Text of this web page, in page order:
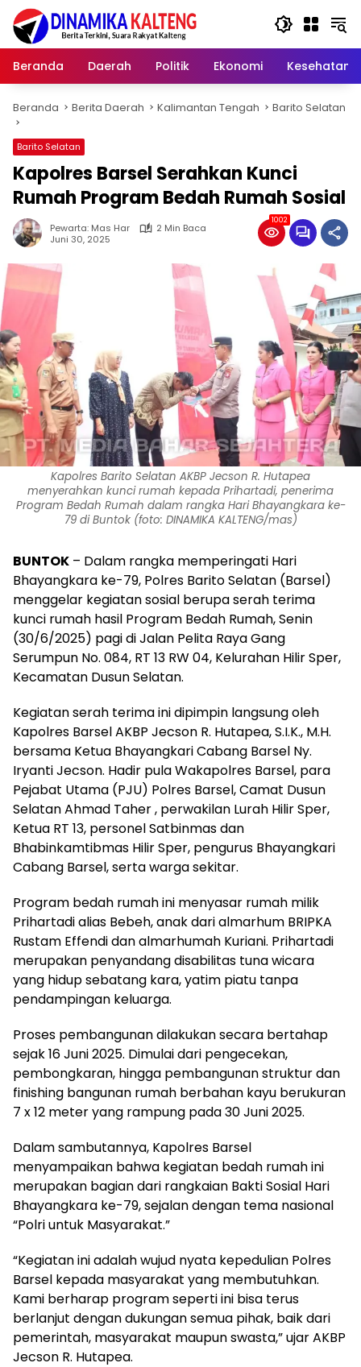
Langsung
konten
Beranda
Daerah Politik Ekonomi Kesehatan
Beranda Berita Daerah Kalimantan Tengah Barito Selatan
Barito Selatan
Kapolres Barsel Serahkan Kunci
Rumah Program Bedah Rumah Sosial
Pewarta: Mas Har
2 Min Baca
Juni 30, 2025
1002
Kapolres Barito Selatan AKBP Jecson R. Hutapea
menyerahkan kunci rumah kepada Prihartadi, penerima
Program Bedah Rumah dalam rangka Hari Bhayangkara ke-
79 di Buntok (foto: DINAMIKA KALTENG/mas)
BUNTOK – Dalam rangka memperingati Hari
Bhayangkara ke-79, Polres Barito Selatan (Barsel)
menggelar kegiatan sosial berupa serah terima
kunci rumah hasil Program Bedah Rumah, Senin
(30/6/2025) pagi di Jalan Pelita Raya Gang
Serumpun No. 084, RT 13 RW 04, Kelurahan Hilir Sper,
Kecamatan Dusun Selatan.
Kegiatan serah terima ini dipimpin langsung oleh
Kapolres Barsel AKBP Jecson R. Hutapea, S.I.K., M.H.
bersama Ketua Bhayangkari Cabang Barsel Ny.
Iryanti Jecson. Hadir pula Wakapolres Barsel, para
Pejabat Utama (PJU) Polres Barsel, Camat Dusun
Selatan Ahmad Taher , perwakilan Lurah Hilir Sper,
Ketua RT 13, personel Satbinmas dan
Bhabinkamtibmas Hilir Sper, pengurus Bhayangkari
Cabang Barsel, serta warga sekitar.
Program bedah rumah ini menyasar rumah milik
Prihartadi alias Bebeh, anak dari almarhum BRIPKA
Rustam Effendi dan almarhumah Kuriani. Prihartadi
merupakan penyandang disabilitas tuna wicara
yang hidup sebatang kara, yatim piatu tanpa
pendampingan keluarga.
Proses pembangunan dilakukan secara bertahap
sejak 16 Juni 2025. Dimulai dari pengecekan,
pembongkaran, hingga pembangunan struktur dan
finishing bangunan rumah berbahan kayu berukuran
7 x 12 meter yang rampung pada 30 Juni 2025.
Dalam sambutannya, Kapolres Barsel
menyampaikan bahwa kegiatan bedah rumah ini
merupakan bagian dari rangkaian Bakti Sosial Hari
Bhayangkara ke-79, sejalan dengan tema nasional
“Polri untuk Masyarakat.”
“Kegiatan ini adalah wujud nyata kepedulian Polres
Barsel kepada masyarakat yang membutuhkan.
Kami berharap program seperti ini bisa terus
berlanjut dengan dukungan semua pihak, baik dari
pemerintah, masyarakat maupun swasta,” ujar AKBP
Jecson R. Hutapea.